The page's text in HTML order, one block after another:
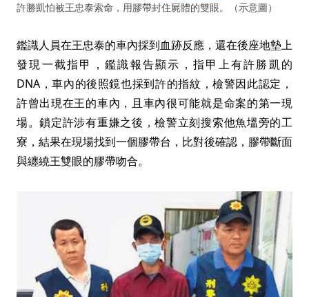
許勝凱怕被王忠泰索命，用膠帶封住屍體的雙眼。（示意圖）
鑑識人員在王忠泰的車內採到血跡反應，還在後座地墊上
發現一截指甲，鑑識報告顯示，指甲上有許勝凱的
DNA，車內的後照鏡也採到許的指紋，檢警因此認定，
許曾出現在王的車內，且車內很可能就是命案的第一現
場。鎖定許涉有重嫌之後，檢警立刻搜索他魚塭旁的工
寮，結果在現場找到一個膠帶台，比對後確認，膠帶斷面
與纏繞王雙眼的膠帶吻合。